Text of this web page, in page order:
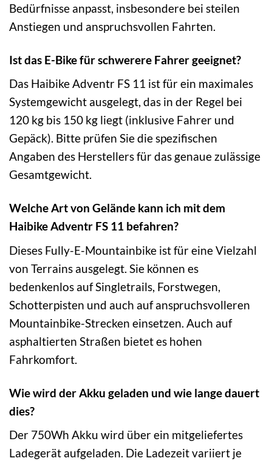
Bedürfnisse anpasst, insbesondere bei steilen
Anstiegen und anspruchsvollen Fahrten.
Ist das E-Bike für schwerere Fahrer geeignet?
Das Haibike Adventr FS 11 ist für ein maximales
Systemgewicht ausgelegt, das in der Regel bei
120 kg bis 150 kg liegt (inklusive Fahrer und
Gepäck). Bitte prüfen Sie die spezifischen
Angaben des Herstellers für das genaue zulässige
Gesamtgewicht.
Welche Art von Gelände kann ich mit dem
Haibike Adventr FS 11 befahren?
Dieses Fully-E-Mountainbike ist für eine Vielzahl
von Terrains ausgelegt. Sie können es
bedenkenlos auf Singletrails, Forstwegen,
Schotterpisten und auch auf anspruchsvolleren
Mountainbike-Strecken einsetzen. Auch auf
asphaltierten Straßen bietet es hohen
Fahrkomfort.
Wie wird der Akku geladen und wie lange dauert
dies?
Der 750Wh Akku wird über ein mitgeliefertes
Ladegerät aufgeladen. Die Ladezeit variiert je